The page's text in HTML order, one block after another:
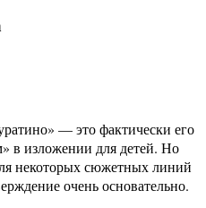
— это фактически его
в изложении для детей. Но
некоторых сюжетных линий
очень основательно.